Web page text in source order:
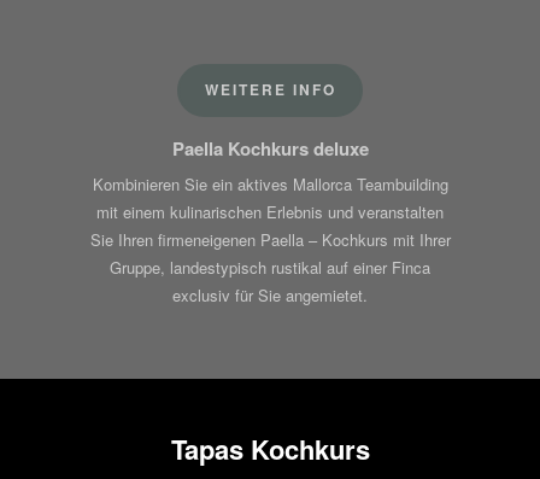
WEITERE INFO
Paella Kochkurs deluxe
Kombinieren Sie ein aktives Mallorca Teambuilding
mit einem kulinarischen Erlebnis und veranstalten
Sie Ihren firmeneigenen Paella – Kochkurs mit Ihrer
Gruppe, landestypisch rustikal auf einer Finca
exclusiv für Sie angemietet.
Tapas Kochkurs